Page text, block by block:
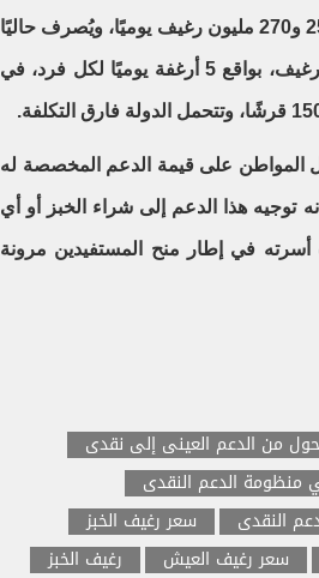
تواصل وزارة التموين إنتاج ما يتراوح بين 250 و270 مليون رغيف يوميًا، ويُصرف حاليًا
على البطاقات التموينية بسعر 20 قرشًا للرغيف، بواقع 5 أرغفة يوميًا لكل فرد، في
المواطن على قيمة الدعم المخصصة له
توجيه هذا الدعم إلى شراء الخبز أو أي
أسرته في إطار منح المستفيدين مرونة
من الدعم العينى إلى نقدى
منظومة الدعم النقدى
النقدى
سعر رغيف الخبز
سعر رغيف العيش
رغيف الخبز